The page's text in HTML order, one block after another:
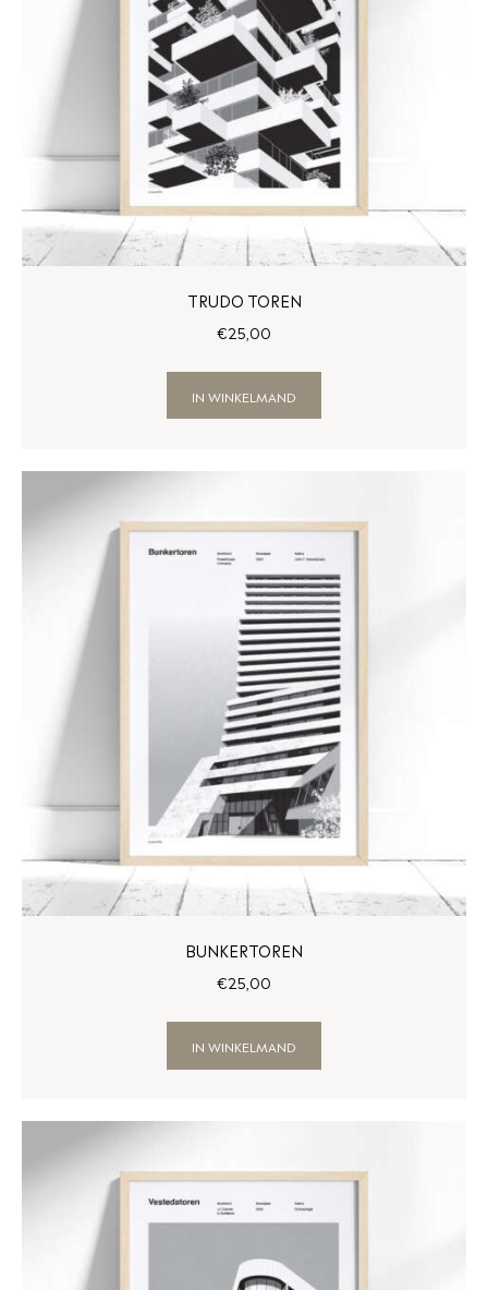
TRUDO TOREN
€25 00
IN WINKELMAND
BUNKERTOREN
€25 00
IN WINKELMAND